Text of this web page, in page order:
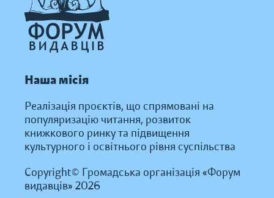
Наша місія
Реалізація проєктів, що спрямовані на
популяризацію читання, розвиток
книжкового ринку та підвищення
культурного і освітнього рівня суспільства
Copyright© Громадська організація «Форум
видавців» 2026